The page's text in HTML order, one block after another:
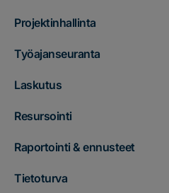
Projektinhallinta
Työajanseuranta
Laskutus
Resursointi
Raportointi & ennusteet
Tietoturva